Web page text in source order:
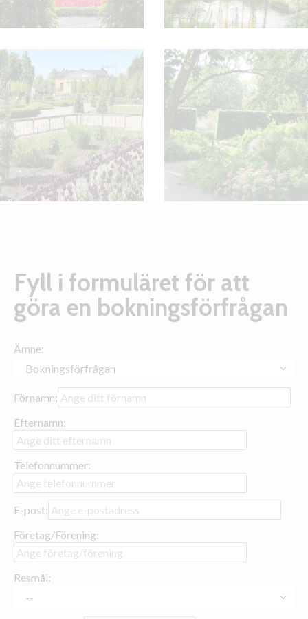
Fyll i formuläret för att
göra en bokningsförfrågan
Ämne:
Förnamn:
Efternamn:
Telefonnummer:
E-post:
Företag/Förening:
Resmål: